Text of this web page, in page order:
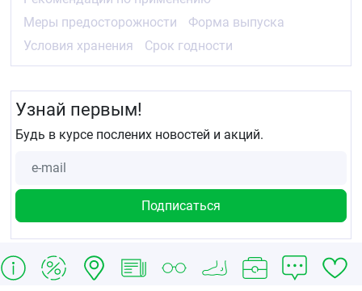
обрезанному краю ногтя.
Подождите 1–2 минуты, пока необходимое
ночь не менее 8 недель, затем только на ночь
до полного восстановления нормального вида
ногтя.
Избегайте контакта с глазами и слизистыми
оболочками, возможна индивидуальная
непереносимость отдельных компонентов.
Форма выпуска
пачках, флакон-капельница объемом 15 мл в
картонных пачках.
Меры предосторожности
Форма выпуска
Условия хранения
Срок годности
Узнай первым!
Будь в курсе послених новостей и акций.